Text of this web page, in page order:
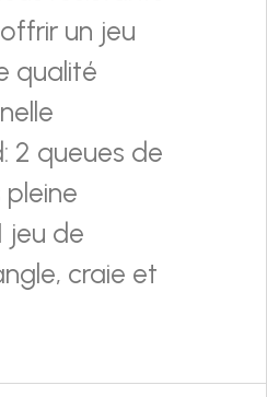
un jeu
qualité
2 queues de
jeu de
craie et